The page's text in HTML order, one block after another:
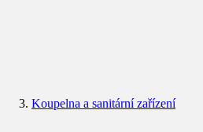
Koupelna a sanitární zařízení